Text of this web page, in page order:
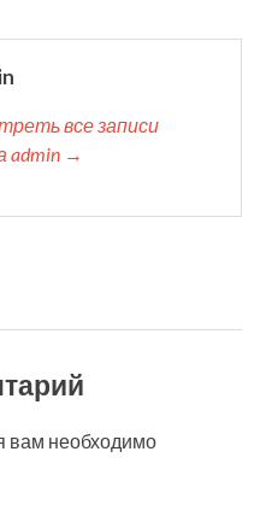
все записи
admin →
вам необходимо